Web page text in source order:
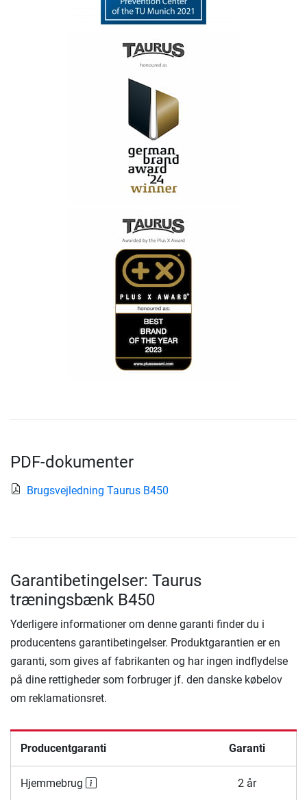
PDF-dokumenter
Brugsvejledning Taurus B450
Garantibetingelser: Taurus
træningsbænk B450
Yderligere informationer om denne garanti finder du i
producentens garantibetingelser. Produktgarantien er en
garanti, som gives af fabrikanten og har ingen indflydelse
på dine rettigheder som forbruger jf. den danske købelov
om reklamationsret.
Producentgaranti Garanti
Hjemmebrug 2 år